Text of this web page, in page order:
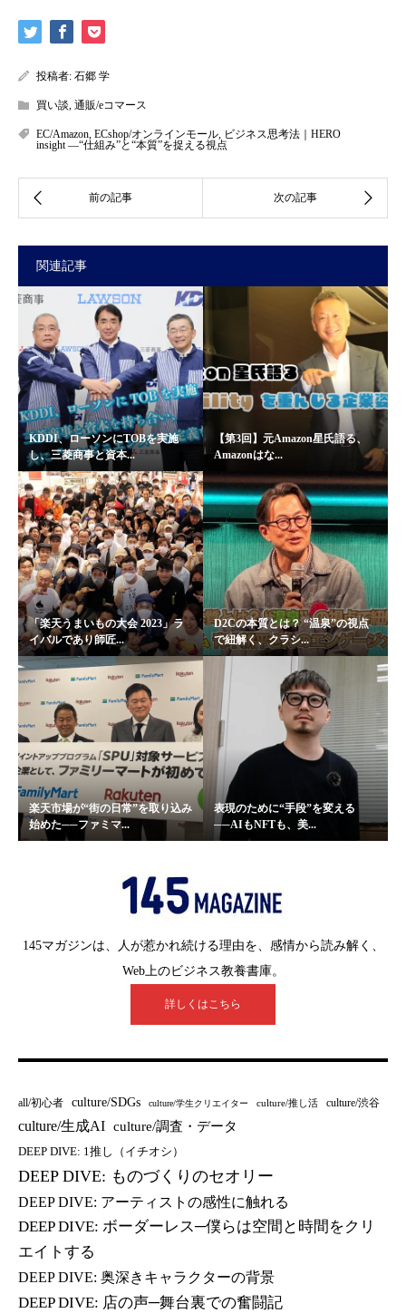
投稿者: 石郷 学
買い談, 通販/eコマース
EC/Amazon, ECshop/オンラインモール, ビジネス思考法｜HERO
insight —“仕組み”と“本質”を捉える視点
関連記事
KDDI、ローソンにTOBを実施
し、三菱商事と資本...
【第3回】元Amazon星氏語る、
Amazonはな...
「楽天うまいもの大会 2023」ラ
イバルであり師匠...
D2Cの本質とは？ “温泉”の視点
で紐解く、クラシ...
楽天市場が“街の日常”を取り込み
始めた──ファミマ...
表現のために“手段”を変える
──AIもNFTも、美...
145マガジンは、人が惹かれ続ける理由を、感情から読み解く、
Web上のビジネス教養書庫。
詳しくはこちら
all/初心者 culture/SDGs culture/学生クリエイター culture/推し活 culture/渋谷
culture/生成AI culture/調査・データ
DEEP DIVE: 1推し（イチオシ）
DEEP DIVE: ものづくりのセオリー
DEEP DIVE: アーティストの感性に触れる
DEEP DIVE: ボーダーレス─僕らは空間と時間をクリ
エイトする
DEEP DIVE: 奥深きキャラクターの背景
DEEP DIVE: 店の声─舞台裏での奮闘記